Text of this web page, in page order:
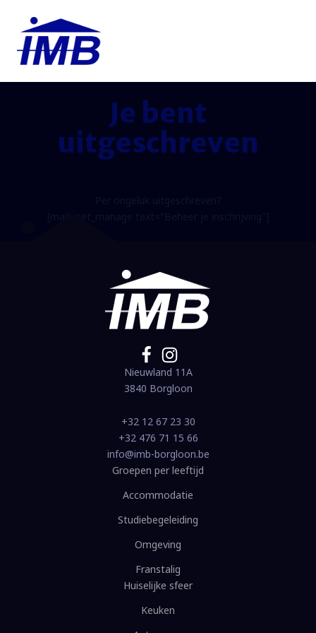
Je bent
uitgeschreven
Nieuwland 11A
3840 Borgloon
+32 12 67 23 30
+32 476 71 15 66
info@imb-borgloon.be
Groepen per leeftijd
Accommodatie
Studiebegeleiding
Omgeving
Franstalig
Huiselijke sfeer
Keuken